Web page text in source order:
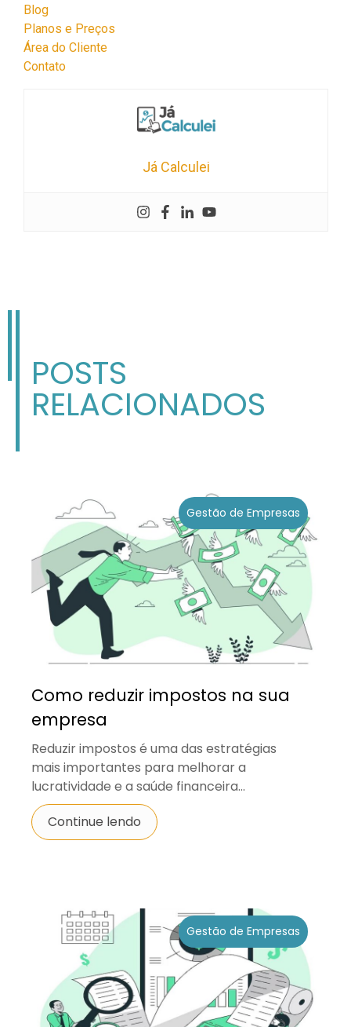
Blog
Planos e Preços
Área do Cliente
Contato
Já Calculei
POSTS
RELACIONADOS
Gestão de Empresas
Como reduzir impostos na sua
empresa
Reduzir impostos é uma das estratégias
mais importantes para melhorar a
lucratividade e a saúde financeira...
Continue lendo
Gestão de Empresas